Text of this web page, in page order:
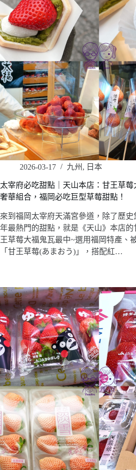
2026-03-17 九州 , 日本
太宰府必吃甜點｜天山本店：甘王草
奢華組合，福岡必吃巨型草莓甜點！
來到福岡太宰府天滿宮參道，除了歷
年最熱門的甜點，就是《天山》本店
王草莓大福鬼瓦最中~選用福岡特產、
「甘王草莓(あまおう)」，搭配紅…